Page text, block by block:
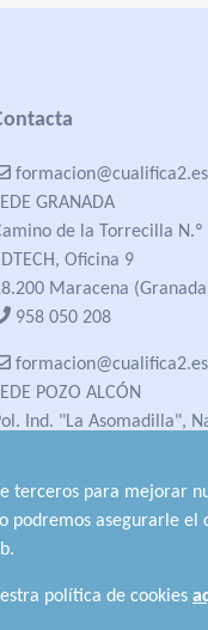
formacion@cualifica2.es
GRANADA
de la Torrecilla N.º
Oficina 9
Maracena
958 050 208
formacion@cualifica2.es
POZO ALCÓN
Ind. "La Asomadilla",
terceros para mejorar
podremos asegurarle
política de cookies